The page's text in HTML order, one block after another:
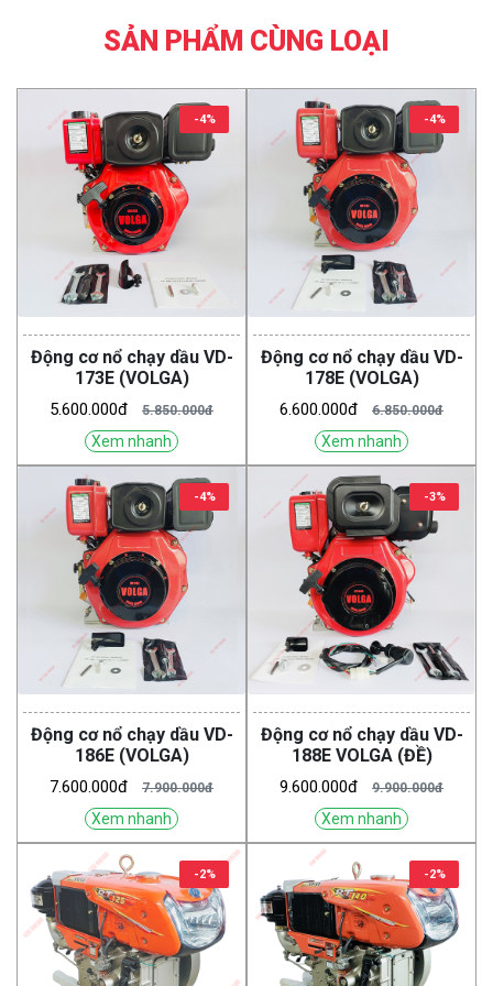
SẢN PHẨM CÙNG LOẠI
Động cơ nổ chạy dầu VD-
173E (VOLGA)
5.600.000đ 5.850.000đ
-4%
Xem nhanh
Động cơ nổ chạy dầu VD-
178E (VOLGA)
6.600.000đ 6.850.000đ
-4%
Xem nhanh
Động cơ nổ chạy dầu VD-
186E (VOLGA)
7.600.000đ 7.900.000đ
-4%
Xem nhanh
Động cơ nổ chạy dầu VD-
188E VOLGA (ĐỀ)
9.600.000đ 9.900.000đ
-3%
Xem nhanh
-2% -2%